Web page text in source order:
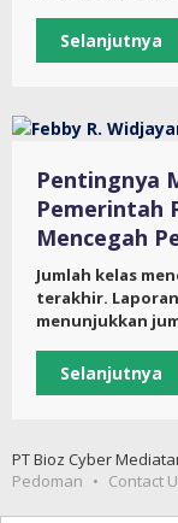
Selanjutnya
Pentingnya
Pemerintah
Mencegah
Jumlah kelas
terakhir.
menunjukkan
Selanjutnya
PT Bioz Cyber
Pedoman
Contact